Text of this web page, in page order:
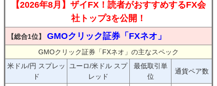
【2026年8月】ザイFX！読者がおすすめするFX会
社トップ3を公開！
【総合1位】 GMOクリック証券「FXネオ」
GMOクリック証券「FXネオ」の主なスペック
米ドル/円 スプレッ
ド
ユーロ/米ドル スプ
レッド
最低取引単
位
通貨ペア数